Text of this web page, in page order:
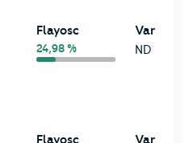
Flayosc
24,98 %
Var
ND
Flayosc
Var